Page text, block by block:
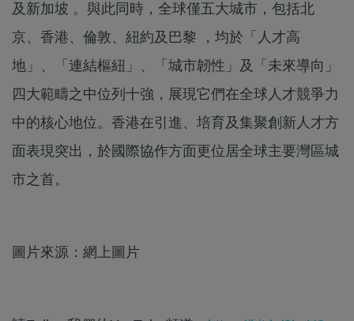
及新加坡 。與此同時，全球僅五大城市，包括北
京、香港、倫敦、紐約及巴黎 ，均於「人才高
地」、「連結樞紐」、「城市韌性」及「未來導向」
四大範疇之中位列十強，展現它們在全球人才競爭力
中的核心地位。香港在引進、培育及集聚創新人才方
面表現突出，於國際協作方面更位居全球主要灣區城
市之首。
圖片來源：網上圖片